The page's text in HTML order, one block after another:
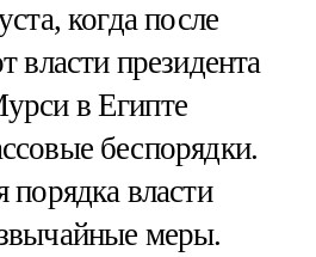
когда после
власти президента
в Египте
беспорядки.
порядка власти
меры.